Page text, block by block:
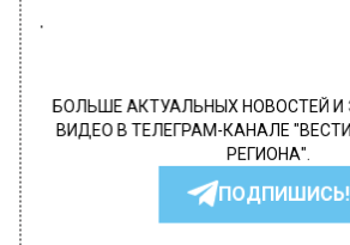
.
БОЛЬШЕ АКТУАЛЬНЫХ НОВОСТЕЙ
ВИДЕО В ТЕЛЕГРАМ-КАНАЛЕ
РЕГИОНА".
ПОДПИШИСЬ!